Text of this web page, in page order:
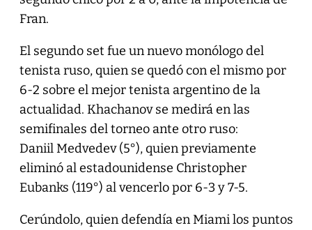
Fran.
El segundo set fue un nuevo monólogo del
tenista ruso, quien se quedó con el mismo por
6-2 sobre el mejor tenista argentino de la
actualidad. Khachanov se medirá en las
semifinales del torneo ante otro ruso:
Daniil Medvedev (5°), quien previamente
eliminó al estadounidense Christopher
Eubanks (119°) al vencerlo por 6-3 y 7-5.
Cerúndolo, quien defendía en Miami los puntos